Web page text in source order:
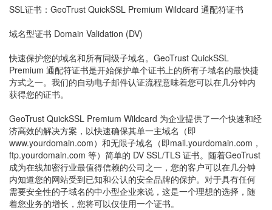
SSL证书：GeoTrust QuickSSL Premium Wildcard 通配符证书
域名型证书 Domain Validation (DV)
快速保护您的域名和所有同级子域名。GeoTrust QuickSSL
Premium 通配符证书是开始保护单个证书上的所有子域名的最快捷
方式之一。我们的自动电子邮件认证流程意味着您可以在几分钟内
获得您的证书。
GeoTrust QuickSSL Premium Wildcard 为企业提供了一个快速和经
济高效的解决方案，以快速确保其单一主域名（即
www.yourdomain.com）和无限子域名（即mail.yourdomain.com，
ftp.yourdomain.com 等）简单的 DV SSL/TLS 证书。随着GeoTrust
成为在线加密行业最值得信赖的公司之一，您的客户可以在几分钟
内知道您的网站受到已知和公认的安全品牌的保护。对于具有任何
需要安全性的子域名的中小型企业来说，这是一个理想的选择，随
着您业务的增长，您将可以仅使用一个证书。